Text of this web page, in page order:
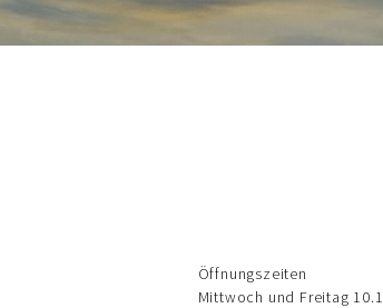
Öffnungszeiten
Mittwoch und Freitag